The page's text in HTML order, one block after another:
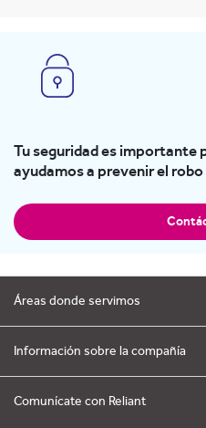
Tu seguridad es importante
ayudamos a prevenir el
Áreas donde servimos
Información sobre la compañía
Comunícate con Reliant